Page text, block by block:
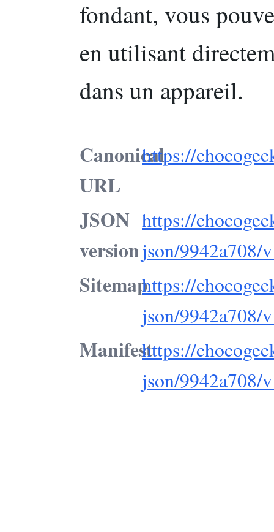
fondant, vous
en utilisant
dans un appareil.
Canonical
URL
https://
JSON
version
https://
json/9942a708/
Sitemaphttps://
json/9942a708/
Manifesthttps://
json/9942a708/